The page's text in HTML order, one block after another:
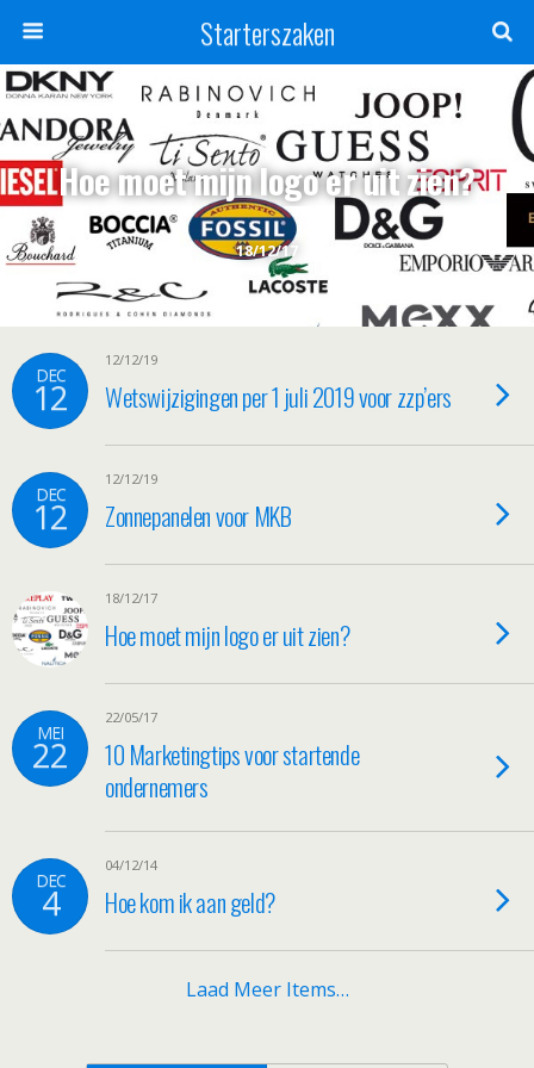
Starterszaken
18/12/17
Hoe moet mijn logo er uit zien?
DEC
12
12/12/19
Wetswijzigingen per 1 juli 2019 voor zzp’ers
DEC
12
12/12/19
Zonnepanelen voor MKB
18/12/17
Hoe moet mijn logo er uit zien?
MEI
22
22/05/17
10 Marketingtips voor startende
ondernemers
DEC
4
04/12/14
Hoe kom ik aan geld?
Laad Meer Items…